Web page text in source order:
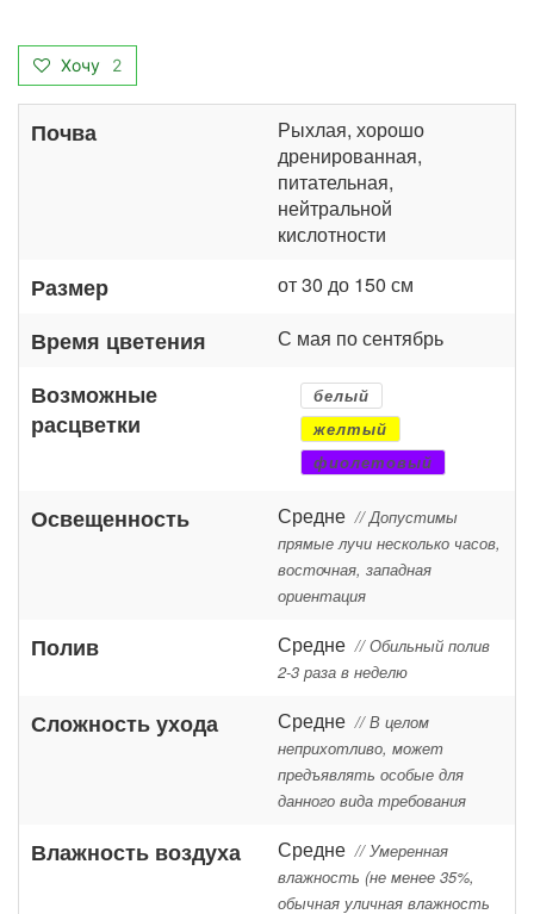
Хочу 2
Почва
Рыхлая, хорошо
дренированная,
питательная,
нейтральной
кислотности
Размер от 30 до 150 см
Время цветения С мая по сентябрь
Возможные
расцветки
белый
желтый
фиолетовый
Освещенность Средне // Допустимы
прямые лучи несколько часов,
восточная, западная
ориентация
Полив Средне // Обильный полив
2-3 раза в неделю
Сложность ухода Средне // В целом
неприхотливо, может
предъявлять особые для
данного вида требования
Влажность воздуха Средне // Умеренная
влажность (не менее 35%,
обычная уличная влажность